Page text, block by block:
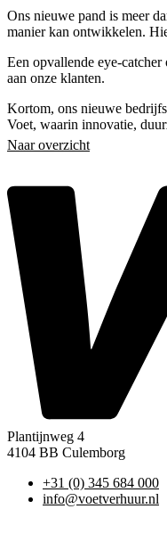
Ons nieuwe pand is meer
manier kan ontwikkelen.
Een opvallende eye-
aan onze klanten.
Kortom, ons nieuwe
Voet, waarin innovatie,
Naar overzicht
Plantijnweg 4
4104 BB Culemborg
+31 (0) 345 684 000
info@voetverhuur.nl